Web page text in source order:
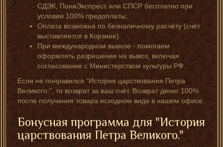
СДЭК, ПониЭкспресс или СПСР бесплатно при
условии 100% предоплаты;
Оплата возможна по безналичному расчёту (счёт
выставляется в Корзине).
При международном вывозе - помогаем
оформлять разрешение на вывоз, включая
согласование с Министерством культуры РФ.
Если не понравился "История царствования Петра
Великого.", то возврат за ваш счёт. Возврат денег 100%
после получения товара исходном виде в нашем офисе.
Бонусная программа для "История
царствования Петра Великого."